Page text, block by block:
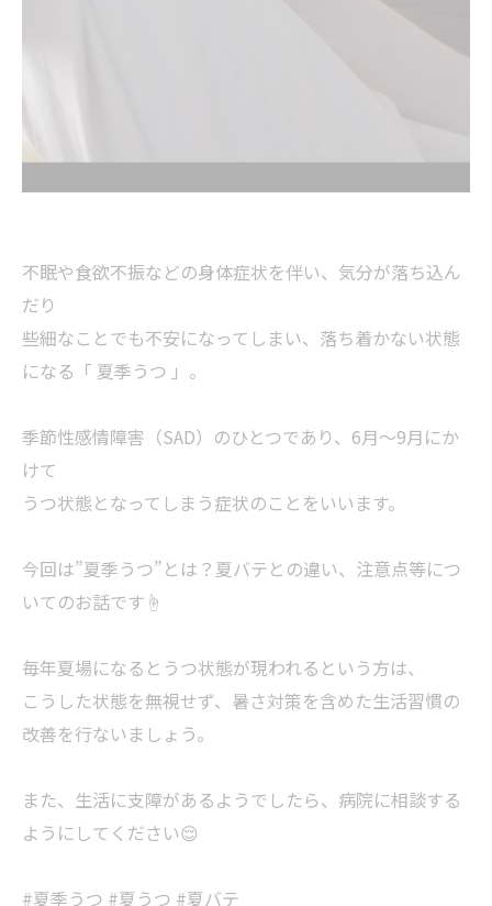
不眠や食欲不振などの身体症状を伴い、気分が落ち込ん
だり
些細なことでも不安になってしまい、落ち着かない状態
になる「 夏季うつ 」。
季節性感情障害（SAD）のひとつであり、6月～9月にか
けて
うつ状態となってしまう症状のことをいいます。
今回は”夏季うつ”とは？夏バテとの違い、注意点等につ
いてのお話です☝️
毎年夏場になるとうつ状態が現われるという方は、
こうした状態を無視せず、暑さ対策を含めた生活習慣の
改善を行ないましょう。
また、生活に支障があるようでしたら、病院に相談する
ようにしてください😌
#夏季うつ #夏うつ #夏バテ